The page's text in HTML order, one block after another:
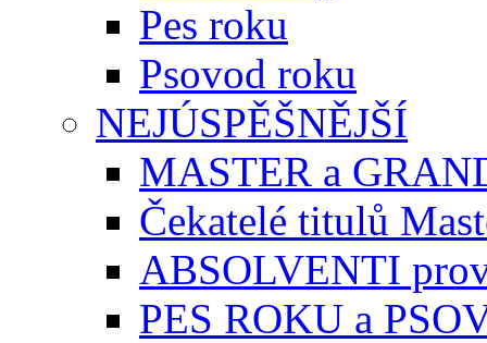
Pes roku
Psovod roku
NEJÚSPĚŠNĚJŠÍ
MASTER a
Čekatelé titulů
ABSOLVENTI
PES ROKU a